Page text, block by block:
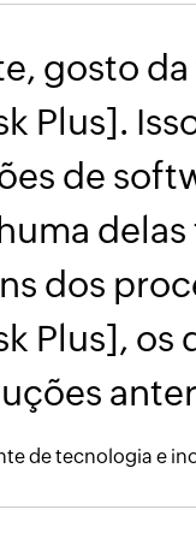
gosto
Plus].
de
dos
Plus],
de tecnologia e